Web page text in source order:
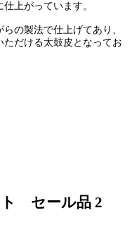
ト セール品 2
上がっています。
の製法で仕上げてあり、
だける太鼓皮となってお